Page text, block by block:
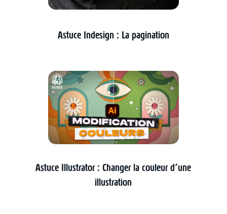
Astuce Indesign : La pagination
Astuce Illustrator : Changer la couleur d’une
illustration